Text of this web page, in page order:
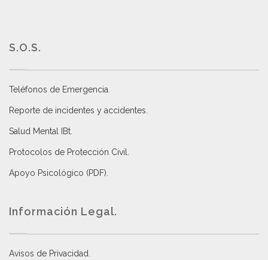
S.O.S.
Teléfonos de Emergencia.
Reporte de incidentes y accidentes
Salud Mental IBt
Protocolos de Protección Civil
Apoyo Psicológico (PDF)
Información Legal.
Avisos de Privacidad